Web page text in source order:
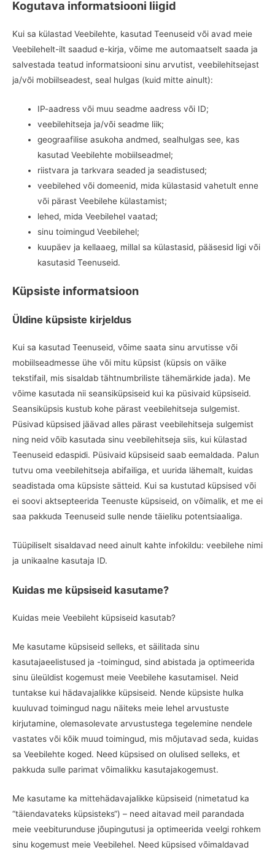
Kogutava informatsiooni liigid
Kui sa külastad Veebilehte, kasutad Teenuseid või avad meie
Veebilehelt-ilt saadud e-kirja, võime me automaatselt saada ja
salvestada teatud informatsiooni sinu arvutist, veebilehitsejast
ja/või mobiilseadest, seal hulgas (kuid mitte ainult):
IP-aadress või muu seadme aadress või ID;
veebilehitseja ja/või seadme liik;
geograafilise asukoha andmed, sealhulgas see, kas
kasutad Veebilehte mobiilseadmel;
riistvara ja tarkvara seaded ja seadistused;
veebilehed või domeenid, mida külastasid vahetult enne
või pärast Veebilehe külastamist;
lehed, mida Veebilehel vaatad;
sinu toimingud Veebilehel;
kuupäev ja kellaaeg, millal sa külastasid, pääsesid ligi või
kasutasid Teenuseid.
Küpsiste informatsioon
Üldine küpsiste kirjeldus
Kui sa kasutad Teenuseid, võime saata sinu arvutisse või
mobiilseadmesse ühe või mitu küpsist (küpsis on väike
tekstifail, mis sisaldab tähtnumbriliste tähemärkide jada). Me
võime kasutada nii seansiküpsiseid kui ka püsivaid küpsiseid.
Seansiküpsis kustub kohe pärast veebilehitseja sulgemist.
Püsivad küpsised jäävad alles pärast veebilehitseja sulgemist
ning neid võib kasutada sinu veebilehitseja siis, kui külastad
Teenuseid edaspidi. Püsivaid küpsiseid saab eemaldada. Palun
tutvu oma veebilehitseja abifailiga, et uurida lähemalt, kuidas
seadistada oma küpsiste sätteid. Kui sa kustutad küpsised või
ei soovi aktsepteerida Teenuste küpsiseid, on võimalik, et me ei
saa pakkuda Teenuseid sulle nende täieliku potentsiaaliga.
Tüüpiliselt sisaldavad need ainult kahte infokildu: veebilehe nimi
ja unikaalne kasutaja ID.
Kuidas me küpsiseid kasutame?
Kuidas meie Veebileht küpsiseid kasutab?
Me kasutame küpsiseid selleks, et säilitada sinu
kasutajaeelistused ja -toimingud, sind abistada ja optimeerida
sinu üleüldist kogemust meie Veebilehe kasutamisel. Neid
tuntakse kui hädavajalikke küpsiseid. Nende küpsiste hulka
kuuluvad toimingud nagu näiteks meie lehel arvustuste
kirjutamine, olemasolevate arvustustega tegelemine nendele
vastates või kõik muud toimingud, mis mõjutavad seda, kuidas
sa Veebilehte koged. Need küpsised on olulised selleks, et
pakkuda sulle parimat võimalikku kasutajakogemust.
Me kasutame ka mittehädavajalikke küpsiseid (nimetatud ka
“täiendavateks küpsisteks“) – need aitavad meil parandada
meie veebiturunduse jõupingutusi ja optimeerida veelgi rohkem
sinu kogemust meie Veebilehel. Need küpsised võimaldavad